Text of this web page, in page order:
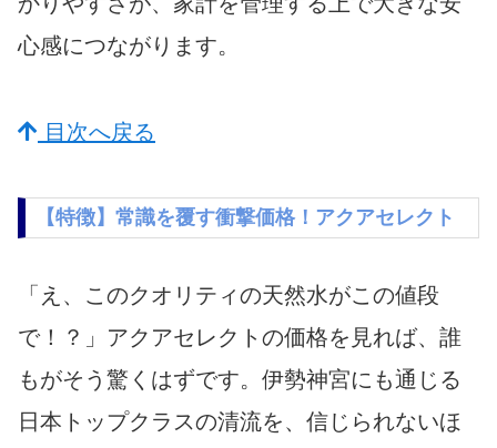
心感につながります。
目次へ戻る
【特徴】常識を覆す衝撃価格！アクアセレクト
「え、このクオリティの天然水がこの値段
で！？」アクアセレクトの価格を見れば、誰
もがそう驚くはずです。伊勢神宮にも通じる
日本トップクラスの清流を、信じられないほ